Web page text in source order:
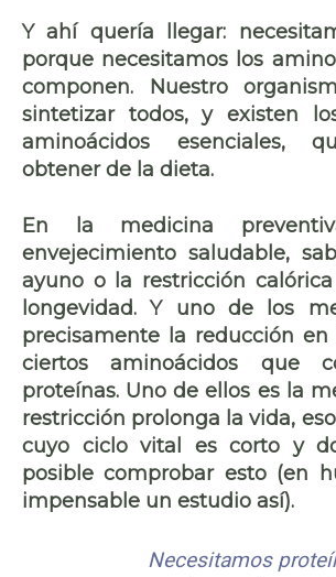
Y ahí quería llegar:
porque necesitamos los
componen. Nuestro
sintetizar todos, y existen
aminoácidos esenciales,
obtener de la dieta.
En la medicina
envejecimiento saludable,
ayuno o la restricción calórica
longevidad. Y uno de los
precisamente la reducción
ciertos aminoácidos que
proteínas. Uno de ellos es la
restricción prolonga la vida,
cuyo ciclo vital es corto y
posible comprobar esto (en
impensable un estudio así).
Necesitamos